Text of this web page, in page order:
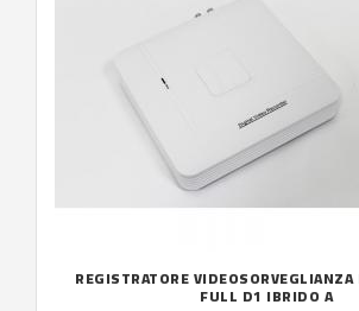
REGISTRATORE
FULL D1 IBRIDO A